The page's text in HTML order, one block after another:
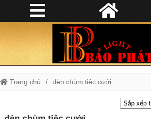
Trang chủ đèn chùm tiệc cưới